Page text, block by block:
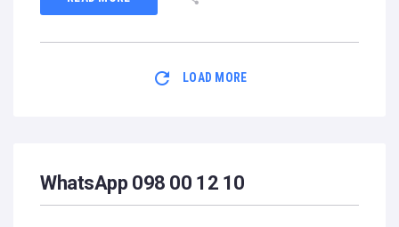
LOAD MORE
WhatsApp 098 00 12 10